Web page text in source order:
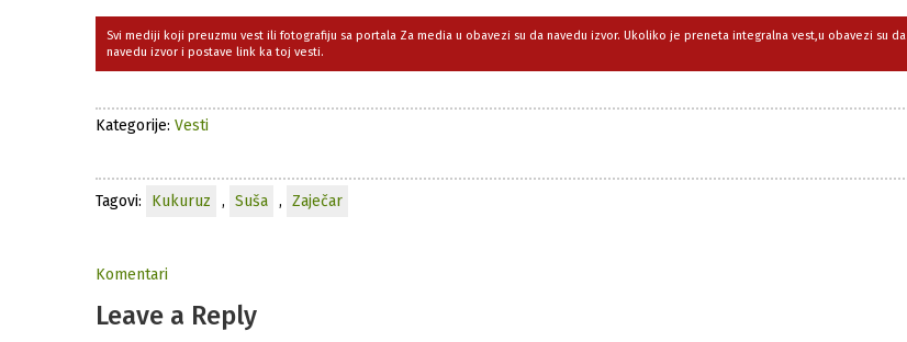
Svi mediji koji preuzmu vest ili fotografiju sa portala Za media u obavezi su da navedu izvor. Ukoliko je preneta integralna vest,u obavezi su da
navedu izvor i postave link ka toj vesti.
Kategorije: Vesti
Tagovi: Kukuruz , Suša , Zaječar
Komentari
Leave a Reply